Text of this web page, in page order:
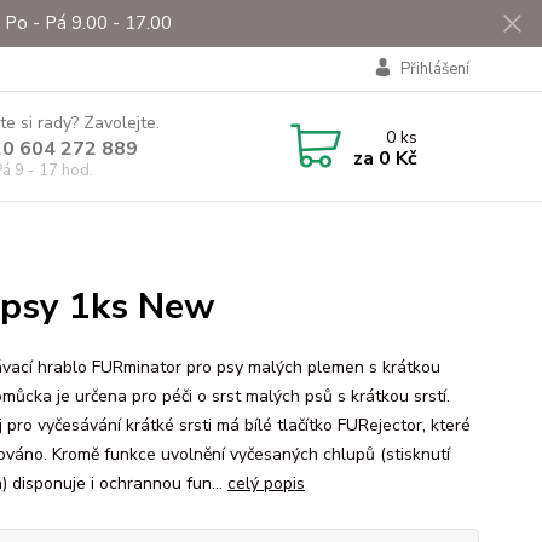
- Pá 9.00 - 17.00
Přihlášení
si rady? Zavolejte.
604 272 889
9 - 17 hod.
0ks
za 0 Kč
1ks New
hrablo FURminator pro psy malých plemen s krátkou
je určena pro péči o srst malých psů s krátkou srstí.
pro vyčesávání krátké srsti má bílé tlačítko FURejector, které
Kromě funkce uvolnění vyčesaných chlupů (stisknutí
disponuje i ochrannou fun... celý popis